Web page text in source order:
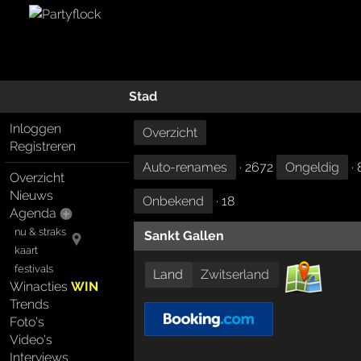
Stad
Inloggen
Registreren
Overzicht
Nieuws
Agenda
nu & straks
kaart
festivals
WinactiesWIN
Trends
Foto's
Video's
Interviews
Overzicht
Auto-renames · 2672 Ongeldig ·
Onbekend · 18
Sankt Gallen
Land Zwitserland